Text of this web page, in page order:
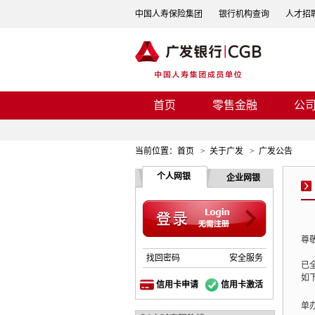
中国人寿保险集团 银行机构查询 人才招
首页 零售金融 公
当前位置： 首页 > 关于广发 > 广发公告
个人网银 企业网银
找回密码 安全服务
信用卡申请 信用卡激活
尊
已
如
单